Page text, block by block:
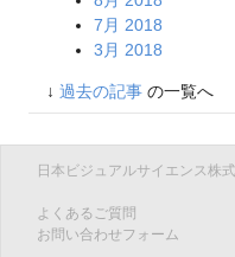
7月 2018
3月 2018
↓ 過去の記事 の一覧へ
日本ビジュアルサイエンス株
よくあるご質問
お問い合わせフォーム